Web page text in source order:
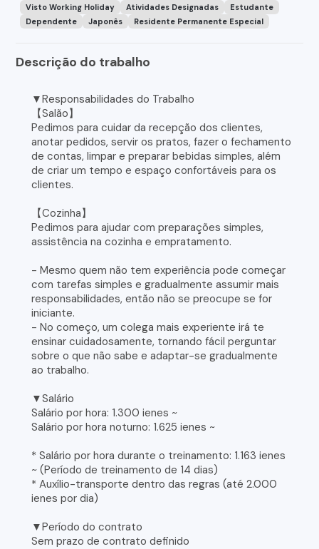
Visto Working Holiday Atividades Designadas
Estudante
Dependente
Japonês Residente Permanente Especial
Descrição do trabalho
▼Responsabilidades do Trabalho
【Salão】
Pedimos para cuidar da recepção dos clientes,
anotar pedidos, servir os pratos, fazer o fechamento
de contas, limpar e preparar bebidas simples, além
de criar um tempo e espaço confortáveis para os
clientes.
【Cozinha】
Pedimos para ajudar com preparações simples,
assistência na cozinha e empratamento.
- Mesmo quem não tem experiência pode começar
com tarefas simples e gradualmente assumir mais
responsabilidades, então não se preocupe se for
iniciante.
- No começo, um colega mais experiente irá te
ensinar cuidadosamente, tornando fácil perguntar
sobre o que não sabe e adaptar-se gradualmente
ao trabalho.
▼Salário
Salário por hora: 1.300 ienes ~
Salário por hora noturno: 1.625 ienes ~
* Salário por hora durante o treinamento: 1.163 ienes
~ (Período de treinamento de 14 dias)
* Auxílio-transporte dentro das regras (até 2.000
ienes por dia)
▼Período do contrato
Sem prazo de contrato definido